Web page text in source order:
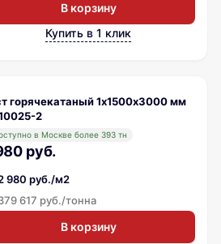
В корзину
Купить в 1 клик
горячекатаный 1х1500х3000 мм
2
в Москве более 393 тн
руб.
980 руб./м2
617 руб./тонна
В корзину